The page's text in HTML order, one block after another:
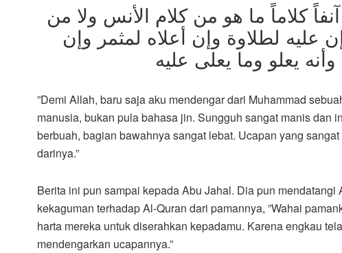
كلاماً ما هو من كلام الأنس ولا من
عليه لطلاوة وإن أعلاه لمثمر وإن
يعلو وما يعلى عليه
”Demi Allah, baru saja aku mendengar dari Muhammad
manusia, bukan pula bahasa jin. Sungguh sangat manis dan
berbuah, bagian bawahnya sangat lebat. Ucapan yang
darinya.”
Berita ini pun sampai kepada Abu Jahal. Dia pun
kekaguman terhadap Al-Quran dari pamannya, ”Wahai
harta mereka untuk diserahkan kepadamu. Karena engkau
mendengarkan ucapannya.”